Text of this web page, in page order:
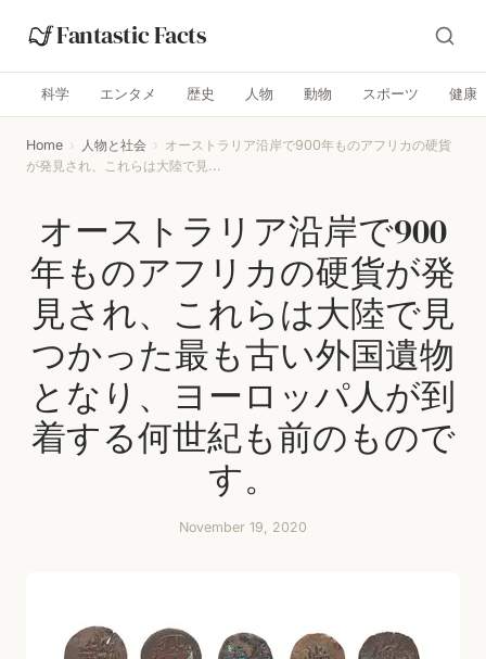
Fantastic Facts
科学 エンタメ 歴史 人物 動物 スポーツ 健康
Home › 人物と社会 › オーストラリア沿岸で900年ものアフリカの硬貨
が発見され、これらは大陸で見...
オーストラリア沿岸で900
年ものアフリカの硬貨が発
見され、これらは大陸で見
つかった最も古い外国遺物
となり、ヨーロッパ人が到
着する何世紀も前のもので
す。
November 19, 2020